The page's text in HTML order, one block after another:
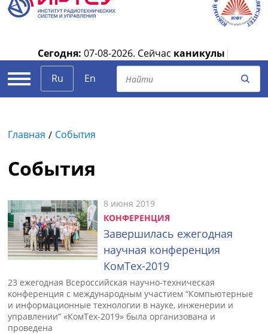
Сегодня: 07-08-2026. Сейчас каникулы |
Ru
En
Главная События
События
8 июня 2019
КОНФЕРЕНЦИЯ
Завершилась ежегодная
научная конференция
КомТех-2019
23 ежегодная Всероссийская научно-техническая
конференция с международным участием “Компьютерные
и информационные технологии в науке, инженерии и
управлении” «КомТех-2019» была организована и
проведена